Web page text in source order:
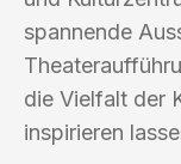
spannende
die Vielfalt der
inspirieren